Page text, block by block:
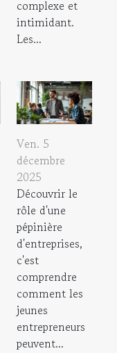
complexe et
intimidant.
Les...
Ven. 5
décembre
2025
Découvrir le
rôle d'une
pépinière
d'entreprises,
c'est
comprendre
comment les
jeunes
entrepreneurs
peuvent...